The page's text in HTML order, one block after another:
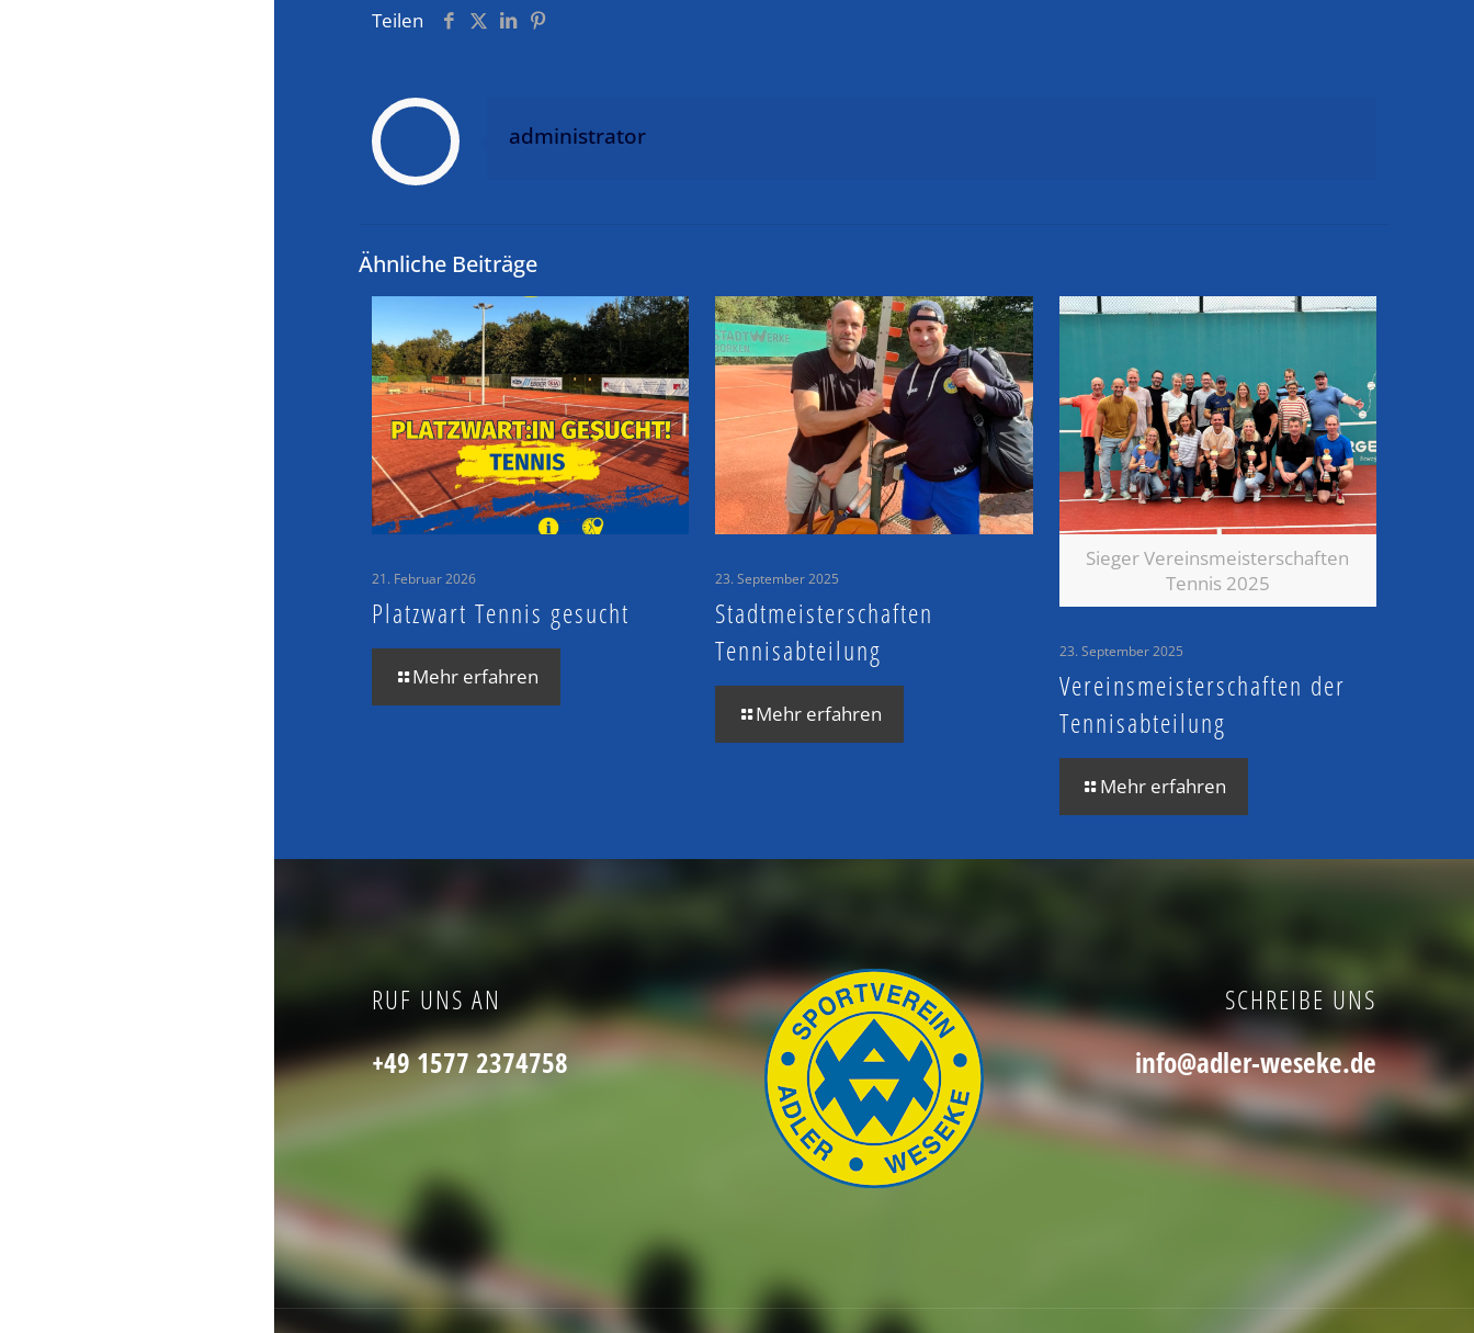
Teilen
administrator
Ähnliche Beiträge
21. Februar 2026
Platzwart Tennis gesucht
Mehr erfahren
23. September 2025
Stadtmeisterschaften
Tennisabteilung
Mehr erfahren
Sieger Vereinsmeisterschaften
Tennis 2025
23. September 2025
Vereinsmeisterschaften der
Tennisabteilung
Mehr erfahren
RUF UNS AN
+49 1577 2374758
SCHREIBE UNS
info@adler-weseke.de